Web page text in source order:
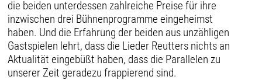
die beiden unterdessen zahlreiche Preise für ihre
inzwischen drei Bühnenprogramme eingeheimst
haben. Und die Erfahrung der beiden aus unzähligen
Gastspielen lehrt, dass die Lieder Reutters nichts an
Aktualität eingebüßt haben, dass die Parallelen zu
unserer Zeit geradezu frappierend sind.